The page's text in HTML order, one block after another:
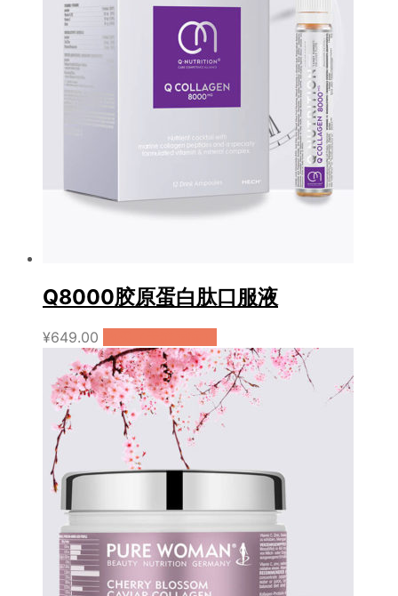
Q8000胶原蛋白肽口服液
¥649.00